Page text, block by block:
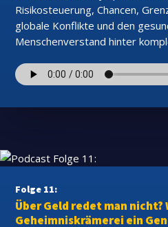
Risikosteuerung, Chancen,
globale Konflikte und den
Menschenverstand hinter
Folge 11:
Über Geld redet man nicht?
Geheimniskrämerei ein